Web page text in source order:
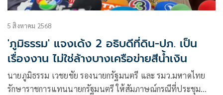
5 สิงหาคม 2568
'ภูมิธรรม' แจงเด้ง 2 อธิบดีที่ดิน-ปภ. เป็น
เรื่องงาน ไม่ใช่ล้างบางเครือข่ายสีน้ำเงิน
นายภูมิธรรม เวชยชัย รองนายกรัฐมนตรี และ รมว.มหาดไทย
รักษาราชการแทนนายกรัฐมนตรี ให้สัมภาษณ์กรณีที่ประชุม